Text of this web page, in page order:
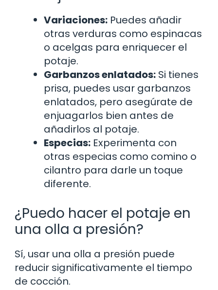
Variaciones: Puedes añadir
otras verduras como espinacas
o acelgas para enriquecer el
potaje.
Garbanzos enlatados: Si tienes
prisa, puedes usar garbanzos
enlatados, pero asegúrate de
enjuagarlos bien antes de
añadirlos al potaje.
Especias: Experimenta con
otras especias como comino o
cilantro para darle un toque
diferente.
¿Puedo hacer el potaje en
una olla a presión?
Sí, usar una olla a presión puede
reducir significativamente el tiempo
de cocción.